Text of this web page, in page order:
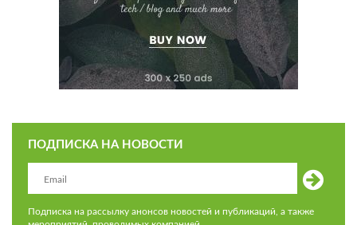
ПОДПИСКА НА НОВОСТИ
Подписка на рассылку анонсов новостей и публикаций, а также